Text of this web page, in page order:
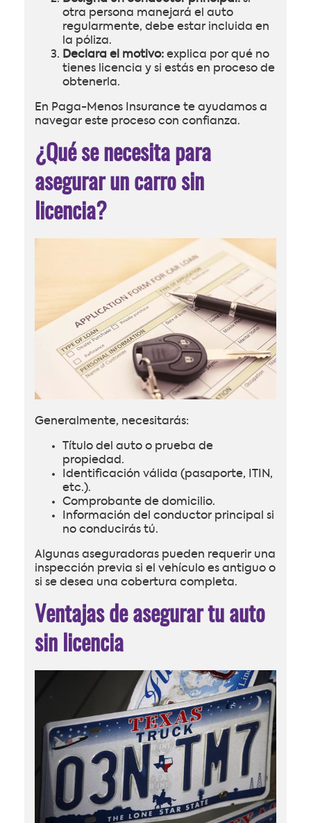
otra persona manejará el auto
regularmente, debe estar incluida en
la póliza.
Declara el motivo: explica por qué no
tienes licencia y si estás en proceso de
obtenerla.
En Paga-Menos Insurance te ayudamos a
navegar este proceso con confianza.
¿Qué se necesita para
asegurar un carro sin
licencia?
Generalmente, necesitarás:
Título del auto o prueba de
propiedad.
Identificación válida (pasaporte, ITIN,
etc.).
Comprobante de domicilio.
Información del conductor principal si
no conducirás tú.
Algunas aseguradoras pueden requerir una
inspección previa si el vehículo es antiguo o
si se desea una cobertura completa.
Ventajas de asegurar tu auto
sin licencia